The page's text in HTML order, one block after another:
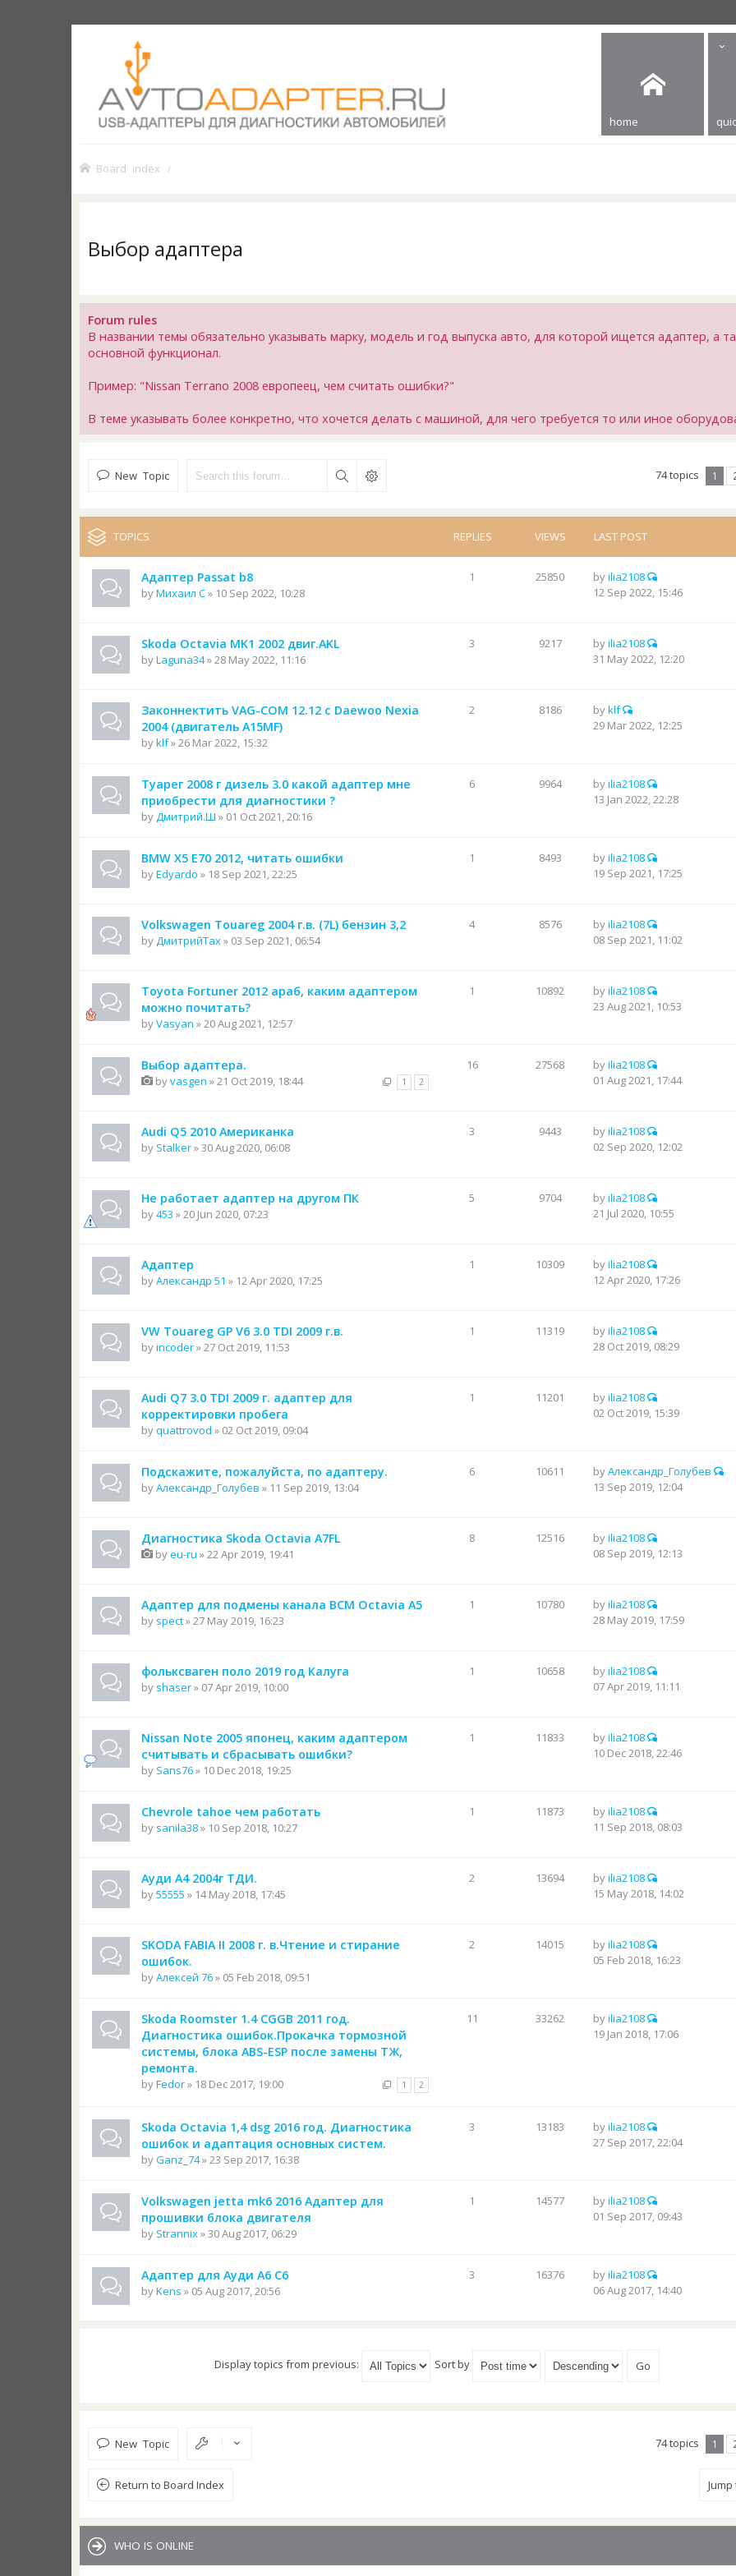
home
Board index
Выбор адаптера
Forum rules
В названии темы обязательно указывать марку, модель и год выпуска авто, для которой ищется адаптер, а
основной функционал.
Пример: "Nissan Terrano 2008 европеец, чем считать ошибки?"
В теме указывать более конкретно, что хочется делать с машиной, для чего требуется то или иное
New Topic 74 topics 1
TOPICS REPLIES VIEWS LAST POST
Адаптер Passat b8
byМихаил С» 10 Sep 2022, 10:28
1 25850 byilia2108
12 Sep 2022, 15:46
Skoda Octavia MK1 2002 двиг.AKL
byLaguna34» 28 May 2022, 11:16
3 9217 byilia2108
31 May 2022, 12:20
Законнектить VAG-COM 12.12 с Daewoo Nexia
2004 (двигатель A15MF)
byklf» 26 Mar 2022, 15:32
2 8186 byklf
29 Mar 2022, 12:25
Туарег 2008 г дизель 3.0 какой адаптер мне
приобрести для диагностики ?
byДмитрий.Ш » 01 Oct 2021, 20:16
6 9964 byilia2108
13 Jan 2022, 22:28
BMW X5 E70 2012, читать ошибки
byEdyardo » 18 Sep 2021, 22:25
1 8493 byilia2108
19 Sep 2021, 17:25
Volkswagen Touareg 2004 г.в. (7L) бензин 3,2
byДмитрийTax» 03 Sep 2021, 06:54
4 8576 byilia2108
08 Sep 2021, 11:02
Toyota Fortuner 2012 араб, каким адаптером
можно почитать?
byVasyan » 20 Aug 2021, 12:57
1 10892 byilia2108
23 Aug 2021, 10:53
Выбор адаптера.
1 2
byvasgen » 21 Oct 2019, 18:44
16 27568 byilia2108
01 Aug 2021, 17:44
Audi Q5 2010 Американка
by Stalker» 30 Aug 2020, 06:08
3 9443 byilia2108
02 Sep 2020, 12:02
Не работает адаптер на другом ПК
by453 » 20 Jun 2020, 07:23
5 9704 byilia2108
21 Jul 2020, 10:55
Адаптер
byАлександр 51 » 12 Apr 2020, 17:25
1 10309 byilia2108
12 Apr 2020, 17:26
VW Touareg GP V6 3.0 TDI 2009 г.в.
byincoder» 27 Oct 2019, 11:53
1 11319 byilia2108
28 Oct 2019, 08:29
Audi Q7 3.0 TDI 2009 г. адаптер для
корректировки пробега
byquattrovod » 02 Oct 2019, 09:04
1 11201 byilia2108
02 Oct 2019, 15:39
Подскажите, пожалуйста, по адаптеру.
byАлександр_Голубев » 11 Sep 2019, 13:04
6 10611 byАлександр_Голубев
13 Sep 2019, 12:04
Диагностика Skoda Octavia A7FL
byeu-ru » 22 Apr 2019, 19:41
8 12516 byilia2108
08 Sep 2019, 12:13
Адаптер для подмены канала BCM Octavia A5
by spect» 27 May 2019, 16:23
1 10780 byilia2108
28 May 2019, 17:59
фольксваген поло 2019 год Калуга
by shaser» 07 Apr 2019, 10:00
1 10658 byilia2108
07 Apr 2019, 11:11
Nissan Note 2005 японец, каким адаптером
считывать и сбрасывать ошибки?
by Sans76» 10 Dec 2018, 19:25
1 11833 byilia2108
10 Dec 2018, 22:46
Chevrole tahoe чем работать
by sanila38» 10 Sep 2018, 10:27
1 11873 byilia2108
11 Sep 2018, 08:03
Ауди А4 2004г ТДИ.
by55555 » 14 May 2018, 17:45
2 13694 byilia2108
15 May 2018, 14:02
SKODA FABIA II 2008 г. в.Чтение и стирание
ошибок.
byАлексей 76» 05 Feb 2018, 09:51
2 14015 byilia2108
05 Feb 2018, 16:23
Skoda Roomster 1.4 CGGB 2011 год.
Диагностика ошибок.Прокачка тормозной
системы, блока ABS-ESP после замены ТЖ,
ремонта.
1 2
byFedor» 18 Dec 2017, 19:00
11 33262 byilia2108
19 Jan 2018, 17:06
Skoda Octavia 1,4 dsg 2016 год. Диагностика
ошибок и адаптация основных систем.
byGanz_74» 23 Sep 2017, 16:38
3 13183 byilia2108
27 Sep 2017, 22:04
Volkswagen jetta mk6 2016 Адаптер для
прошивки блока двигателя
by Strannix» 30 Aug 2017, 06:29
1 14577 byilia2108
01 Sep 2017, 09:43
Адаптер для Ауди А6 С6
byKens » 05 Aug 2017, 20:56
3 16376 byilia2108
06 Aug 2017, 14:40
Display topics from previous: Sort by
New Topic 74 topics 1
Return to Board Index Jump
WHO IS ONLINE